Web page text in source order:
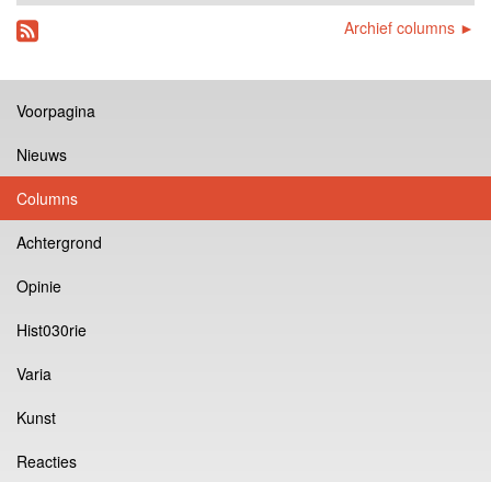
Archief columns ►
Voorpagina
Nieuws
Columns
Achtergrond
Opinie
Hist030rie
Varia
Kunst
Reacties